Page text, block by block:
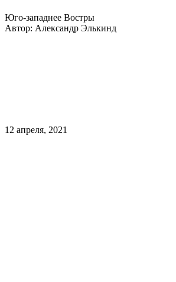
Юго-западнее Востры
Автор: Александр Элькинд
12 апреля, 2021